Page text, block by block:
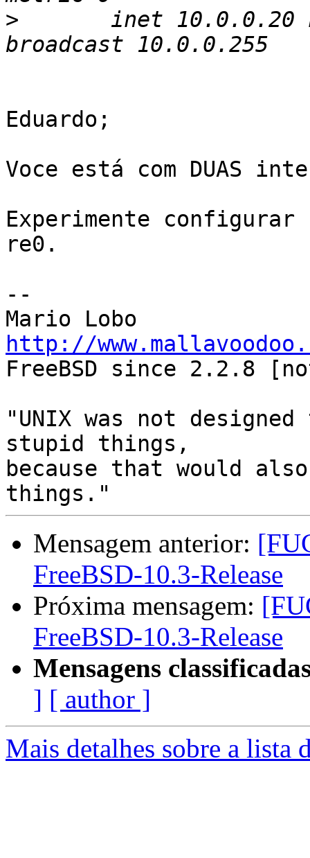
>
Eduardo;
Voce está com DUAS
Experimente
re0.
--
http://
FreeBSD since 2.2.8
"UNIX was not
stupid things,
because that would
Mensagem anterior:
FreeBSD-10.3-Release
Próxima mensagem:
FreeBSD-10.3-Release
Mensagens
] [ author ]
Mais detalhes sobre a lista